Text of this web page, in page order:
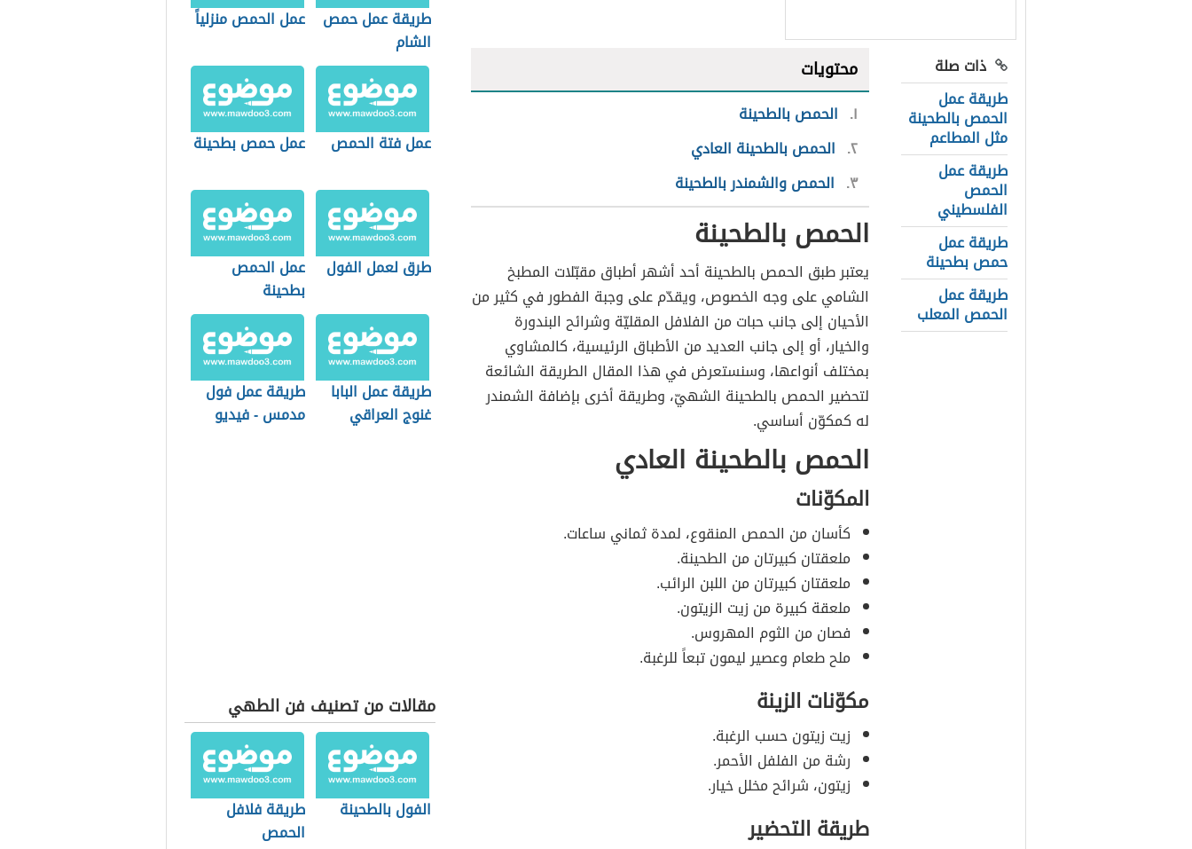
ذات صلة
طريقة عمل
الحمص بالطحينة
مثل المطاعم
طريقة عمل
الحمص
الفلسطيني
طريقة عمل
حمص بطحينة
طريقة عمل
الحمص المعلب
محتويات
١ الحمص بالطحينة
٢ الحمص بالطحينة العادي
٣ الحمص والشمندر بالطحينة
الحمص بالطحينة
يعتبر طبق الحمص بالطحينة أحد أشهر أطباق مقبّلات المطبخ
الشامي على وجه الخصوص، ويقدّم على وجبة الفطور في كثير من
الأحيان إلى جانب حبات من الفلافل المقليّة وشرائح البندورة
والخيار، أو إلى جانب العديد من الأطباق الرئيسية، كالمشاوي
بمختلف أنواعها، وسنستعرض في هذا المقال الطريقة الشائعة
لتحضير الحمص بالطحينة الشهيّ، وطريقة أخرى بإضافة الشمندر
له كمكوّن أساسي.
الحمص بالطحينة العادي
المكوّنات
كأسان من الحمص المنقوع، لمدة ثماني ساعات.
ملعقتان كبيرتان من الطحينة.
ملعقتان كبيرتان من اللبن الرائب.
ملعقة كبيرة من زيت الزيتون.
فصان من الثوم المهروس.
ملح طعام وعصير ليمون تبعاً للرغبة.
مكوّنات الزينة
زيت زيتون حسب الرغبة.
رشة من الفلفل الأحمر.
زيتون، شرائح مخلل خيار.
طريقة التحضير
طريقة عمل حمص
الشام
عمل الحمص منزلياً
عمل فتة الحمص عمل حمص بطحينة
طرق لعمل الفول
عمل الحمص
بطحينة
طريقة عمل البابا
غنوج العراقي
طريقة عمل فول
مدمس - فيديو
مقالات من تصنيف فن الطهي
الفول بالطحينة
طريقة فلافل
الحمص